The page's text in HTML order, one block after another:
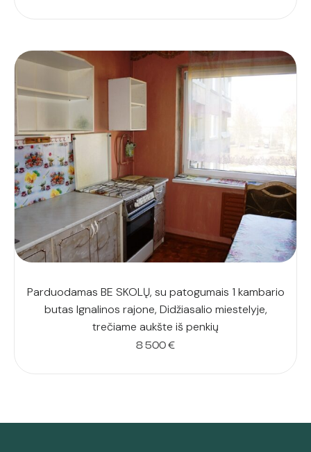
Parduodamas BE SKOLŲ, su patogumais 1 kambario
butas Ignalinos rajone, Didžiasalio miestelyje,
trečiame aukšte iš penkių
8 500€